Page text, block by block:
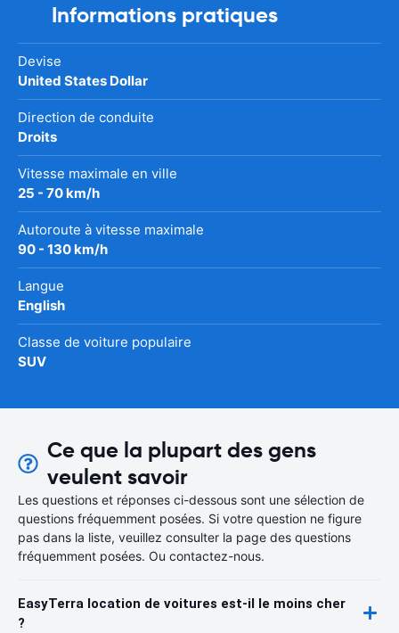
Informations pratiques
Devise
United States Dollar
Direction de conduite
Droits
Vitesse maximale en ville
25 - 70 km/h
Autoroute à vitesse maximale
90 - 130 km/h
Langue
English
Classe de voiture populaire
SUV
Ce que la plupart des gens
veulent savoir
Les questions et réponses ci-dessous sont une sélection de
questions fréquemment posées. Si votre question ne figure
pas dans la liste, veuillez consulter la page des questions
fréquemment posées. Ou contactez-nous.
EasyTerra location de voitures est-il le moins cher
?